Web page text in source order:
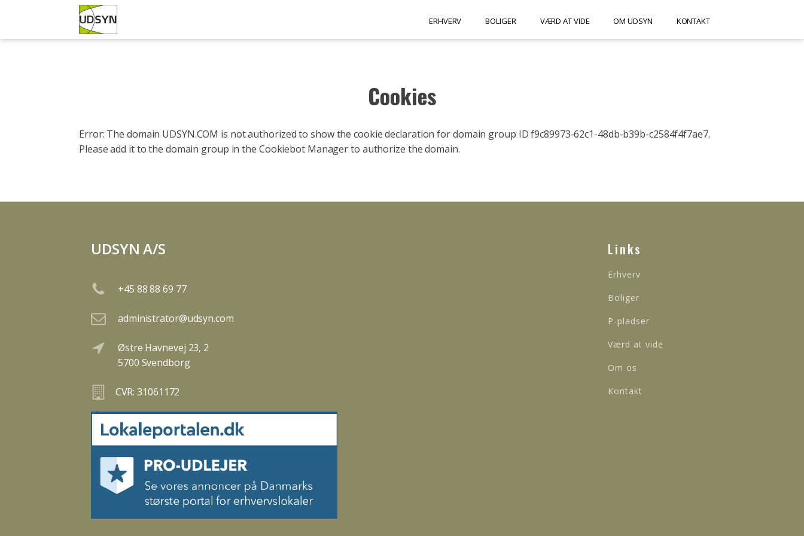
ERHVERV BOLIGER VÆRD AT VIDE OM UDSYN KONTAKT
Cookies
Error: The domain UDSYN.COM is not authorized to show the cookie declaration for domain group ID f9c89973-62c1-48db-b39b-c2584f4f7ae7.
Please add it to the domain group in the Cookiebot Manager to authorize the domain.
UDSYN A/S
+45 88 88 69 77
administrator@udsyn.com
Østre Havnevej 23, 2
5700 Svendborg
CVR: 31061172
Links
Erhverv
Boliger
P-pladser
Værd at vide
Om os
Kontakt